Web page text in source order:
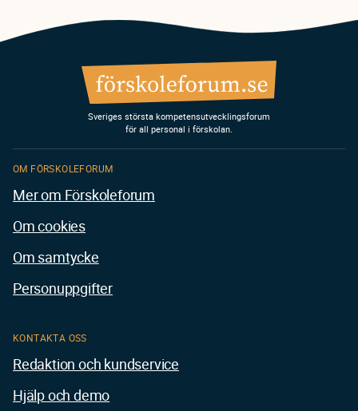
Sveriges största kompetensutvecklingsforum
för all personal i förskolan.
KONTAKTA OSS
Redaktion och kundservice
Hjälp och demo
OM FÖRSKOLEFORUM
Mer om Förskoleforum
Om cookies
Om samtycke
Personuppgifter